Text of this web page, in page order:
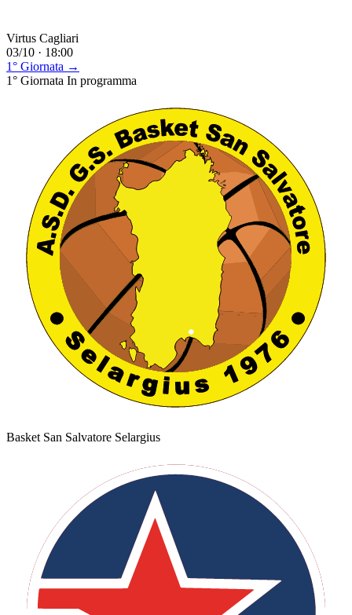
Virtus Cagliari
03/10 · 18:00
1° Giornata →
1° Giornata In programma
Basket San Salvatore Selargius